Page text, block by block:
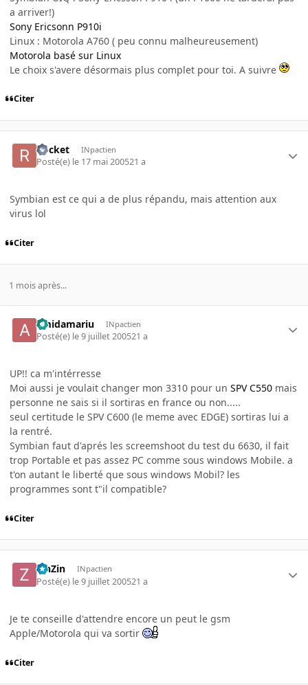
a arriver!)
Sony Ericsonn P910i
Linux : Motorola A760 ( peu connu malheureusement)
Motorola basé sur Linux
Le choix s'avere désormais plus complet pour toi. A suivre
Citer
Rocket INpactien
Posté(e) le 17 mai 200521 a
Symbian est ce qui a de plus répandu, mais attention aux
virus lol
Citer
1 mois après...
amidamariu INpactien
Posté(e) le 9 juillet 200521 a
UP!! ca m'intérresse
Moi aussi je voulait changer mon 3310 pour un SPV C550 mais
personne ne sais si il sortiras en france ou non.....
seul certitude le SPV C600 (le meme avec EDGE) sortiras lui a
la rentré.
Symbian faut d'aprés les screemshoot du test du 6630, il fait
trop Portable et pas assez PC comme sous windows Mobile. a
t'on autant le liberté que sous windows Mobil? les
programmes sont t"il compatible?
Citer
ZinZin INpactien
Posté(e) le 9 juillet 200521 a
Je te conseille d'attendre encore un peut le gsm
Apple/Motorola qui va sortir
Citer